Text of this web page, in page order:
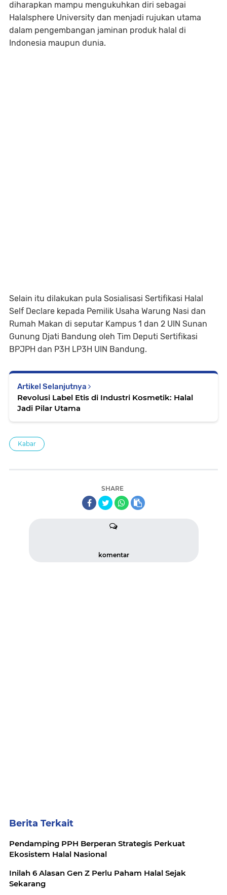
diharapkan mampu mengukuhkan diri sebagai
Halalsphere University dan menjadi rujukan utama
dalam pengembangan jaminan produk halal di
Indonesia maupun dunia.
Selain itu dilakukan pula Sosialisasi Sertifikasi Halal
Self Declare kepada Pemilik Usaha Warung Nasi dan
Rumah Makan di seputar Kampus 1 dan 2 UIN Sunan
Gunung Djati Bandung oleh Tim Deputi Sertifikasi
BPJPH dan P3H LP3H UIN Bandung.
Artikel Selanjutnya
Revolusi Label Etis di Industri Kosmetik: Halal
Jadi Pilar Utama
Kabar
SHARE
komentar
Berita Terkait
Pendamping PPH Berperan Strategis Perkuat
Ekosistem Halal Nasional
Inilah 6 Alasan Gen Z Perlu Paham Halal Sejak
Sekarang